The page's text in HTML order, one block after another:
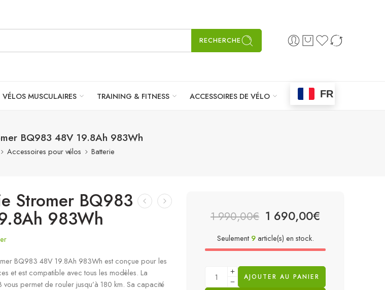
RECHERCHE
VÉLOS MUSCULAIRES TRAINING & FITNESS ACCESSOIRES DE VÉLO FR
BQ983 48V 19.8Ah 983Wh
Accessoires pour vélos Batterie
Stromer BQ983
983Wh
BQ983 48V 19.8Ah 983Wh est conçue pour les
et est compatible avec tous les modèles. La
permet de rouler jusqu’à 180 km. Sa capacité
1 990,00€ 1 690,00€
Seulement 9article(s) en stock.
AJOUTER AU PANIER